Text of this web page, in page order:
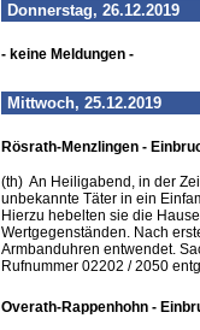
Donnerstag, 26.12.2019
- keine Meldungen -
Mittwoch, 25.12.2019
Rösrath-Menzlingen -
(th) An Heiligabend, in der
unbekannte Täter in ein
Hierzu hebelten sie die
Wertgegenständen. Nach
Armbanduhren entwendet.
Rufnummer 02202 / 2050
Overath-Rappenhohn -